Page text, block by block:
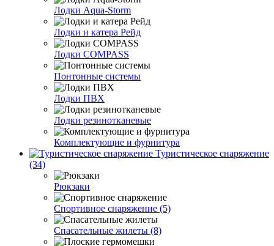
Лодки Aqua-Storm
Лодки и катера Рейд
Лодки COMPASS
Понтонные системы
Лодки ПВХ
Лодки резинотканевые
Комплектующие и фурнитура
Туристическое снаряжение
(34)
Рюкзаки
Спортивное снаряжение (5)
Спасательные жилеты (8)